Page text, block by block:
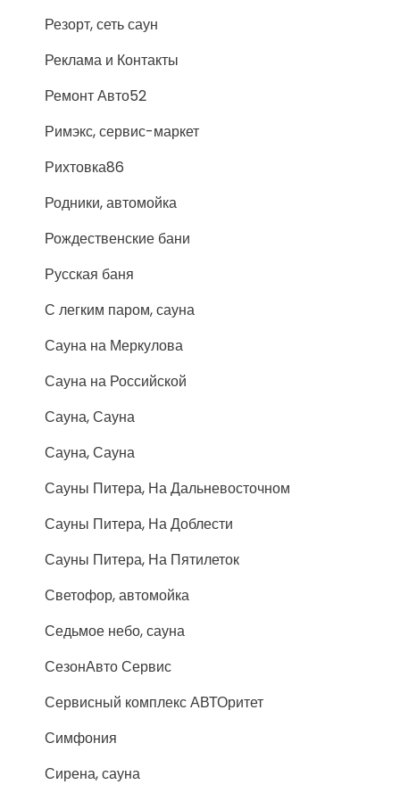
Резорт, сеть саун
Реклама и Контакты
Ремонт Авто52
Римэкс, сервис-маркет
Рихтовка86
Родники, автомойка
Рождественские бани
Русская баня
С легким паром, сауна
Сауна на Меркулова
Сауна на Российской
Сауна, Сауна
Сауна, Сауна
Сауны Питера, На Дальневосточном
Сауны Питера, На Доблести
Сауны Питера, На Пятилеток
Светофор, автомойка
Седьмое небо, сауна
СезонАвто Сервис
Сервисный комплекс АВТОритет
Симфония
Сирена, сауна